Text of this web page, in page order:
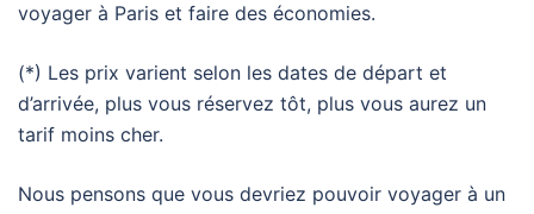
voyager à Paris et faire des économies.
(*) Les prix varient selon les dates de départ et
d’arrivée, plus vous réservez tôt, plus vous aurez un
tarif moins cher.
Nous pensons que vous devriez pouvoir voyager à un